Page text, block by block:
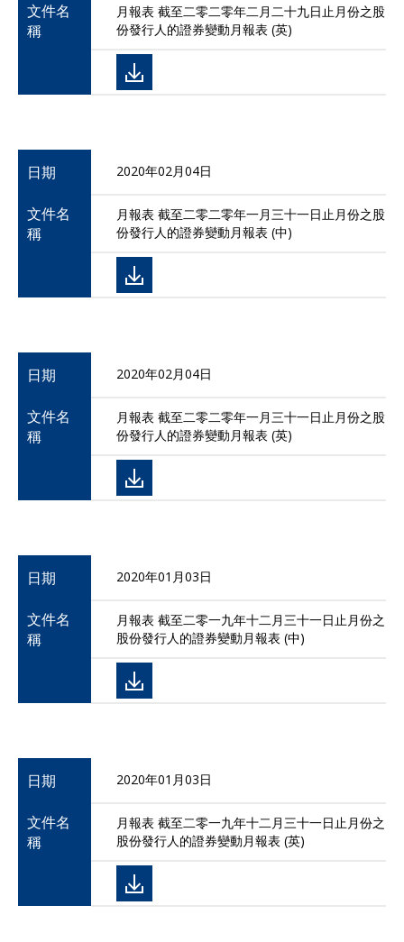
文件名
稱
月報表 截至二零二零年二月二十九日止月份之股
份發行人的證券變動月報表 (英)
日期 2020年02月04日
文件名
稱
月報表 截至二零二零年一月三十一日止月份之股
份發行人的證券變動月報表 (中)
日期 2020年02月04日
文件名
稱
月報表 截至二零二零年一月三十一日止月份之股
份發行人的證券變動月報表 (英)
日期 2020年01月03日
文件名
稱
月報表 截至二零一九年十二月三十一日止月份之
股份發行人的證券變動月報表 (中)
日期 2020年01月03日
文件名
稱
月報表 截至二零一九年十二月三十一日止月份之
股份發行人的證券變動月報表 (英)